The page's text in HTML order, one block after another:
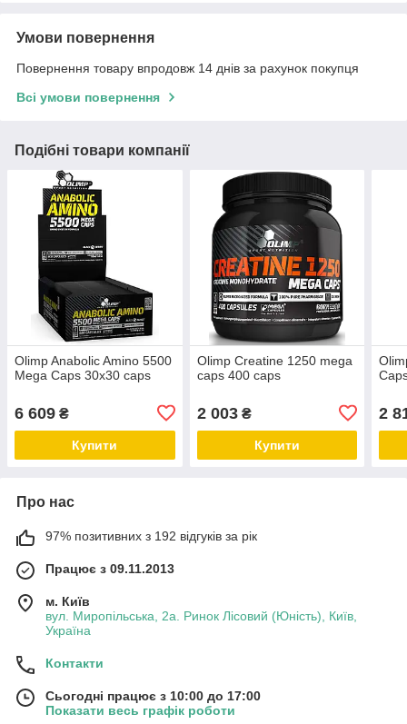
Умови повернення
Повернення товару впродовж 14 днів за рахунок покупця
Всі умови повернення
Подібні товари компанії
Olimp Anabolic Amino 5500
Mega Caps 30х30 caps
6 609 ₴
Купити
Olimp Creatine 1250 mega
caps 400 caps
2 003₴
Купити
2
Про нас
97% позитивних з 192 відгуків за рік
Працює з 09.11.2013
м. Київ
вул. Миропільська, 2а. Ринок Лісовий (Юність), Київ,
Україна
Контакти
Сьогодні працює з 10:00 до 17:00
Показати весь графік роботи